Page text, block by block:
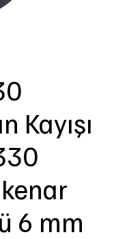
Kayışı
6 mm